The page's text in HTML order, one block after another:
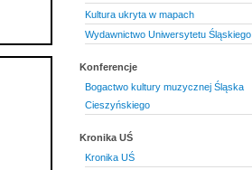
Kultura ukryta w mapach
Wydawnictwo Uniwersytetu Śląskiego
Konferencje
Bogactwo kultury muzycznej Śląska
Cieszyńskiego
Kronika UŚ
Kronika UŚ